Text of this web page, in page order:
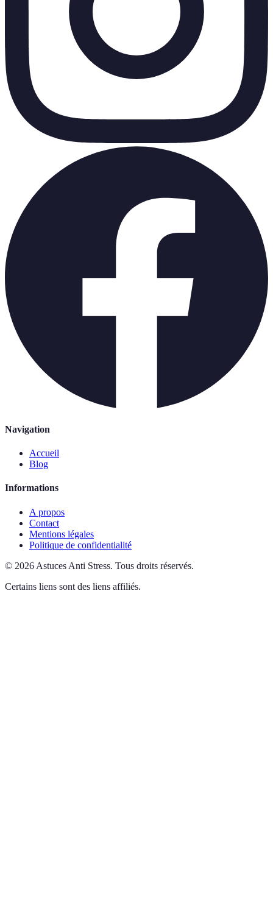
Navigation
Accueil
Blog
Informations
A propos
Contact
Mentions légales
Politique de confidentialité
© 2026 Astuces Anti Stress. Tous droits réservés.
Certains liens sont des liens affiliés.